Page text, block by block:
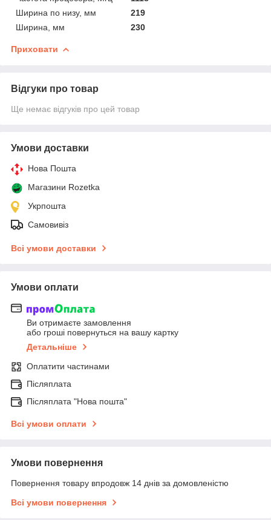
Ширина по низу, мм
219
Ширина, мм
230
Приховати
Відгуки про товар
Ще немає відгуків про цей товар
Умови доставки
Нова Пошта
Магазини Rozetka
Укрпошта
Самовивіз
Всі умови доставки
Умови оплати
Ви отримаєте замовлення
або гроші повернуться на вашу картку
Детальніше
Оплатити частинами
Післяплата
Післяплата "Нова пошта"
Всі умови оплати
Умови повернення
Повернення товару впродовж 14 днів за домовленістю
Всі умови повернення